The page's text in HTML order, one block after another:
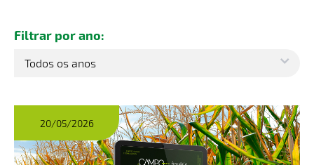
Filtrar por ano:
20/05/2026